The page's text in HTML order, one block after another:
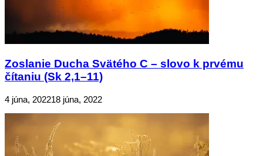
Zoslanie Ducha Svätého C – slovo k prvému
čítaniu (Sk 2,1–11)
4 júna, 202218 júna, 2022